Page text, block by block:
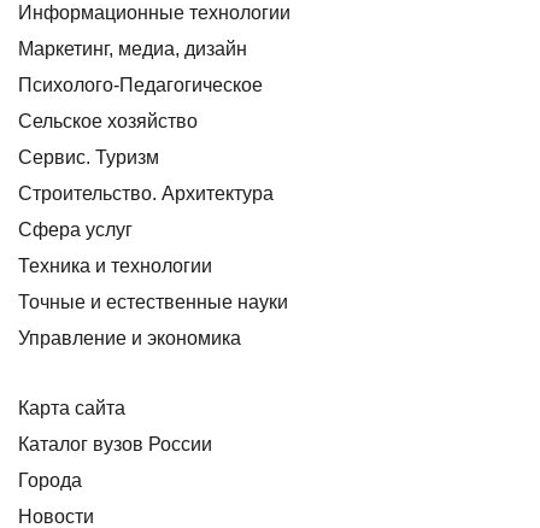
Информационные технологии
Маркетинг, медиа, дизайн
Психолого-Педагогическое
Сельское хозяйство
Сервис. Туризм
Строительство. Архитектура
Сфера услуг
Техника и технологии
Точные и естественные науки
Управление и экономика
Карта сайта
Каталог вузов России
Города
Новости